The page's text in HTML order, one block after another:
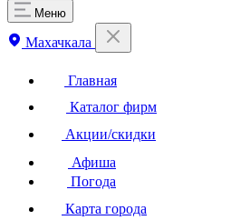
Меню
Махачкала
Главная
Каталог фирм
Акции/скидки
Афиша
Погода
Карта города